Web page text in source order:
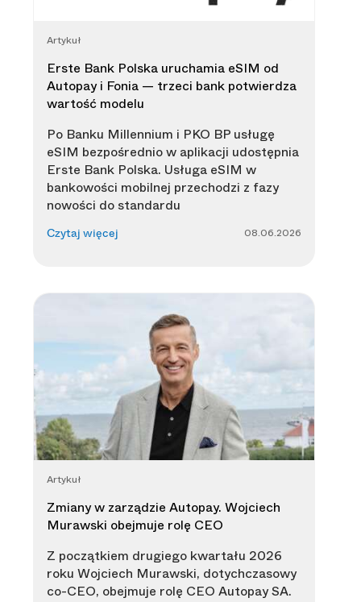
Artykuł
Erste Bank Polska uruchamia eSIM od
Autopay i Fonia — trzeci bank potwierdza
wartość modelu
Po Banku Millennium i PKO BP usługę
eSIM bezpośrednio w aplikacji udostępnia
Erste Bank Polska. Usługa eSIM w
bankowości mobilnej przechodzi z fazy
nowości do standardu
Czytaj więcej 08.06.2026
Artykuł
Zmiany w zarządzie Autopay. Wojciech
Murawski obejmuje rolę CEO
Z początkiem drugiego kwartału 2026
roku Wojciech Murawski, dotychczasowy
co-CEO, obejmuje rolę CEO Autopay SA.